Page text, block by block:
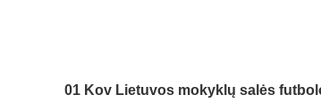
01 Kov Lietuvos mokyklų salės